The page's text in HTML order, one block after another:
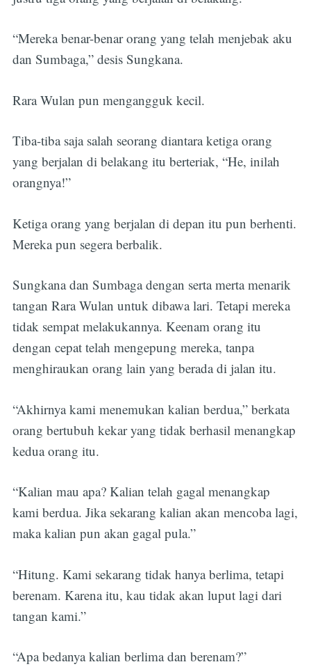
“Mereka benar-benar orang yang telah menjebak aku
dan Sumbaga,” desis Sungkana.
Rara Wulan pun mengangguk kecil.
Tiba-tiba saja salah seorang diantara ketiga orang
yang berjalan di belakang itu berteriak, “He, inilah
orangnya!”
Ketiga orang yang berjalan di depan itu pun berhenti.
Mereka pun segera berbalik.
Sungkana dan Sumbaga dengan serta merta menarik
tangan Rara Wulan untuk dibawa lari. Tetapi mereka
tidak sempat melakukannya. Keenam orang itu
dengan cepat telah mengepung mereka, tanpa
menghiraukan orang lain yang berada di jalan itu.
“Akhirnya kami menemukan kalian berdua,” berkata
orang bertubuh kekar yang tidak berhasil menangkap
kedua orang itu.
“Kalian mau apa? Kalian telah gagal menangkap
kami berdua. Jika sekarang kalian akan mencoba lagi,
maka kalian pun akan gagal pula.”
“Hitung. Kami sekarang tidak hanya berlima, tetapi
berenam. Karena itu, kau tidak akan luput lagi dari
tangan kami.”
“Apa bedanya kalian berlima dan berenam?”